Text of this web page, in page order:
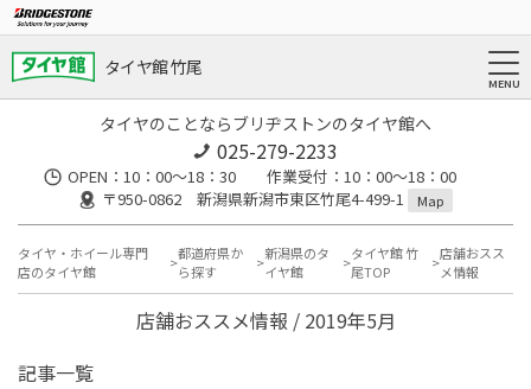
タイヤ館 竹尾
タイヤのことならブリヂストンのタイヤ館へ
025-279-2233
OPEN：10：00～18：30 作業受付：10：00～18：00
〒950-0862 新潟県新潟市東区竹尾4-499-1
Map
タイヤ・ホイール専門
店のタイヤ館
都道府県か
ら探す
新潟県のタ
イヤ館
タイヤ館 竹
尾TOP
店舗おスス
メ情報
店舗おススメ情報 / 2019年5月
記事一覧